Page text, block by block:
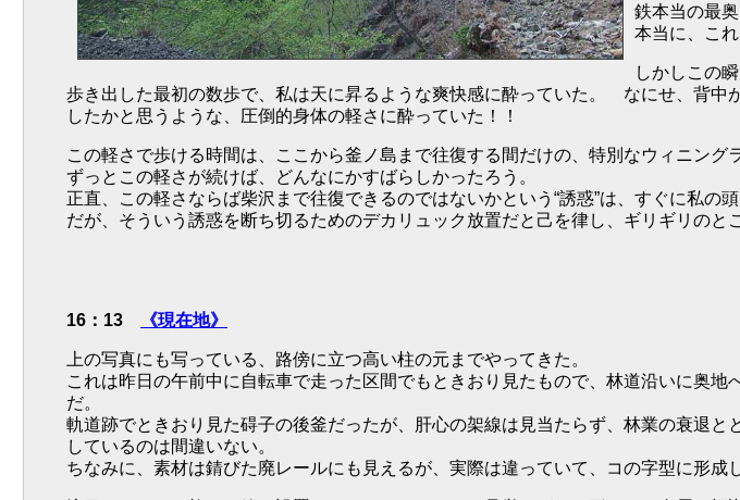
鉄本当の最
本当に、こ
しかしこの
歩き出した最初の数歩で、私は天に昇るような爽快感に酔っていた。 なにせ、背
したかと思うような、圧倒的身体の軽さに酔っていた！！
この軽さで歩ける時間は、ここから釜ノ島まで往復する間だけの、特別なウィニング
ずっとこの軽さが続けば、どんなにかすばらしかったろう。
正直、この軽さならば柴沢まで往復できるのではないかという“誘惑”は、すぐに私の
だが、そういう誘惑を断ち切るためのデカリュック放置だと己を律し、ギリギリの
16：13 《現在地》
上の写真にも写っている、路傍に立つ高い柱の元までやってきた。
これは昨日の午前中に自転車で走った区間でもときおり見たもので、林道沿いに奥地
だ。
軌道跡でときおり見た碍子の後釜だったが、肝心の架線は見当たらず、林業の衰退と
しているのは間違いない。
ちなみに、素材は錆びた廃レールにも見えるが、実際は違っていて、コの字型に形成